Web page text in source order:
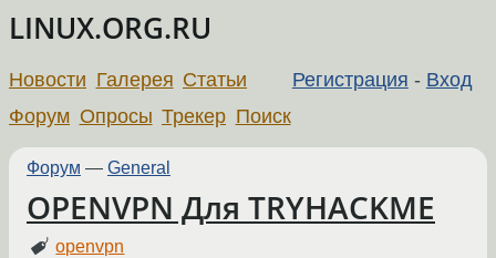
LINUX.ORG.RU
Регистрация - Вход
Новости Галерея Статьи
Форум Опросы Трекер Поиск
Форум — General
OPENVPN Для TRYHACKME
openvpn